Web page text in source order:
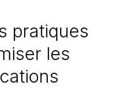
pratiques
les